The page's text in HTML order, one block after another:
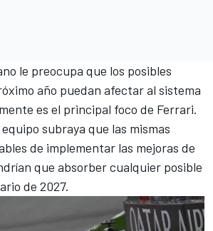
le preocupa que los posibles
año puedan afectar al sistema
es el principal foco de Ferrari.
subraya que las mismas
de implementar las mejoras de
que absorber cualquier posible
de 2027.